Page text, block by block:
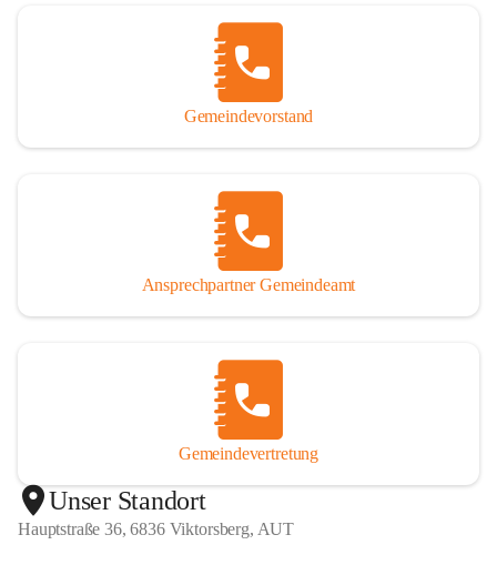
Gemeindevorstand
Ansprechpartner Gemeindeamt
Gemeindevertretung
Unser Standort
Hauptstraße 36, 6836 Viktorsberg, AUT